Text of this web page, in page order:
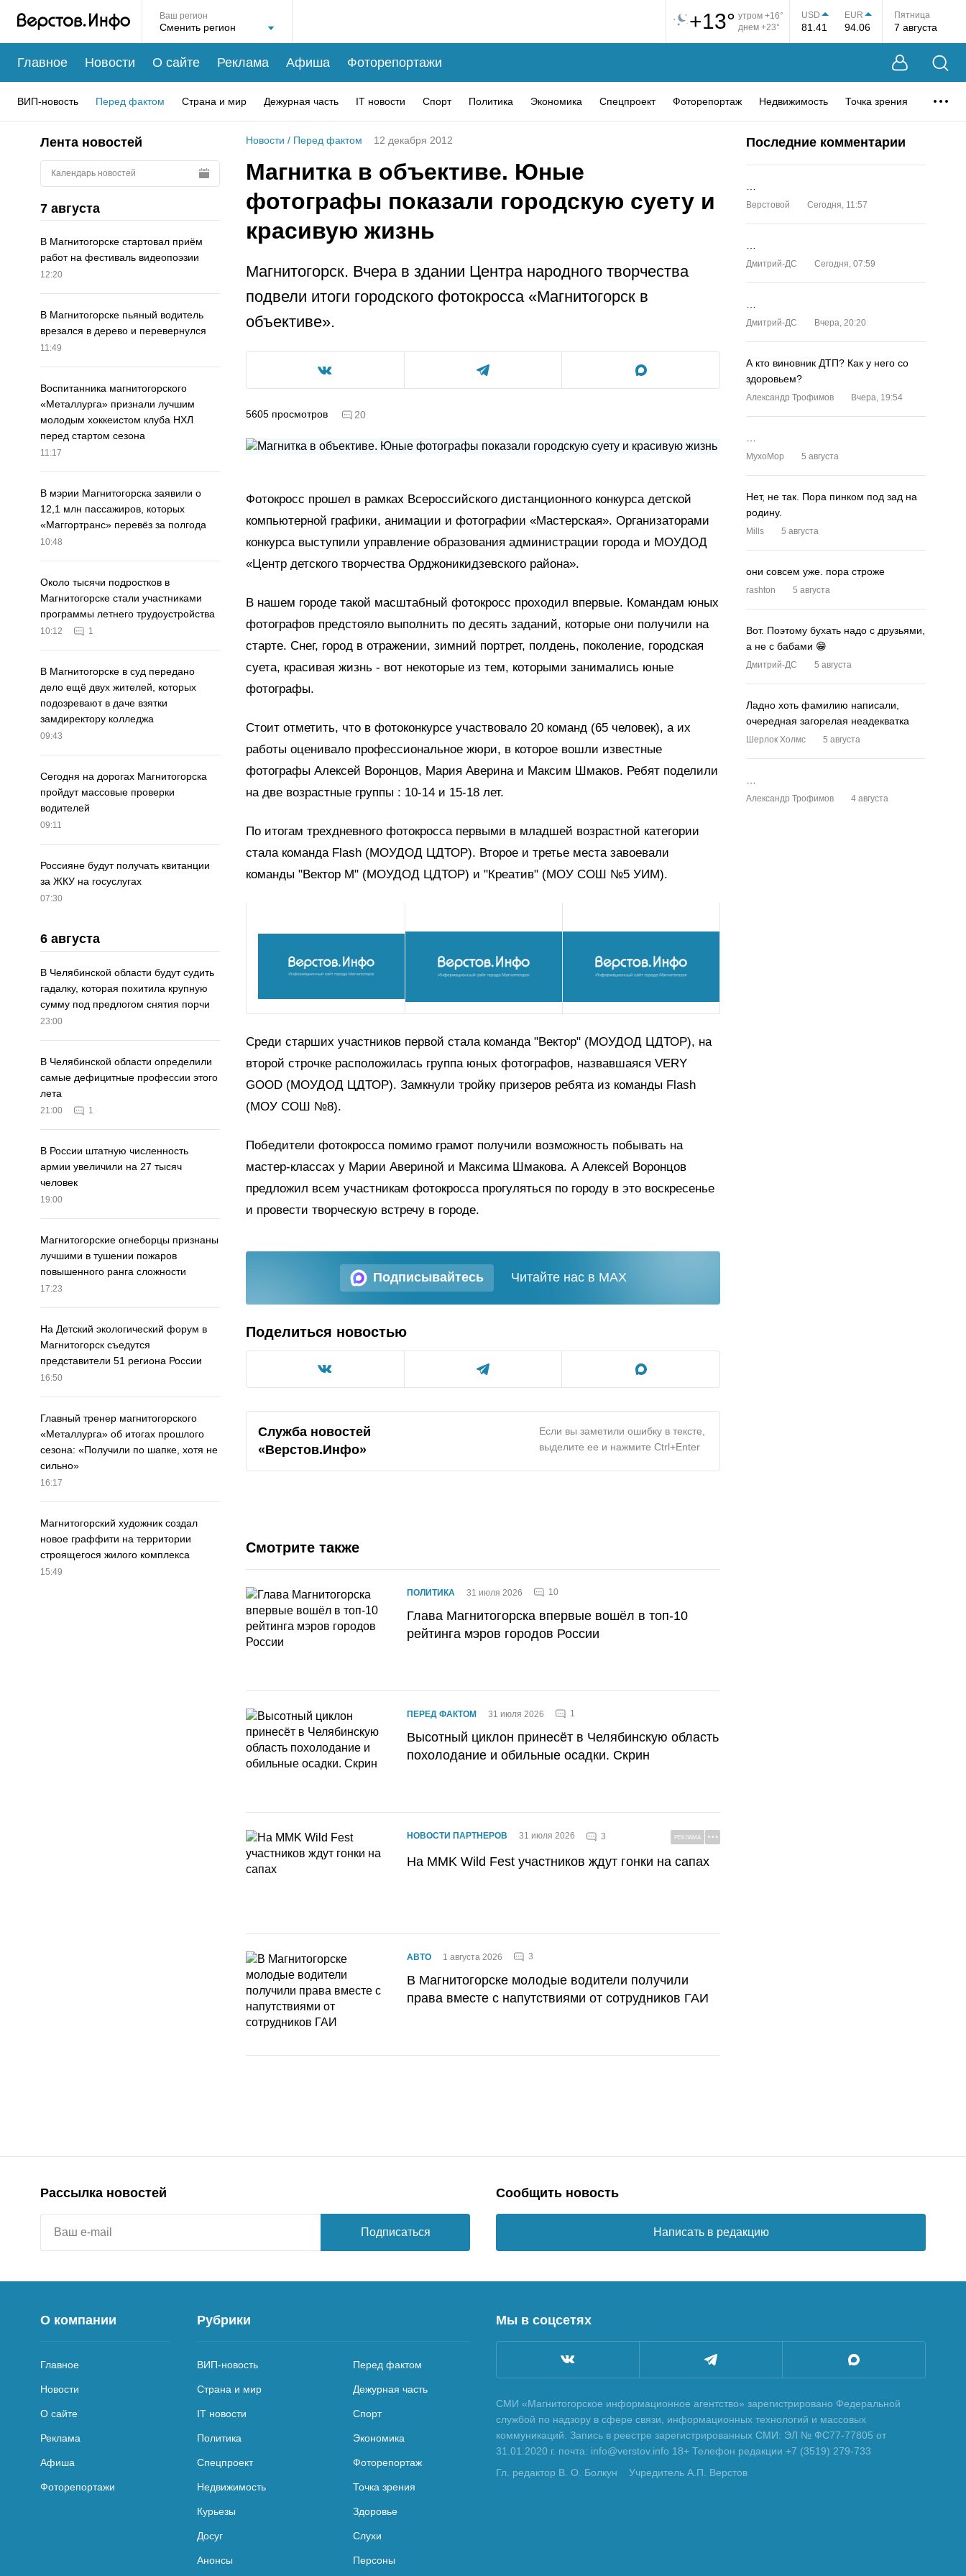
Ваш регион +13° утром +16°
днем +23°
USD
81.41
EUR
94.06
Пятница
7 августа
Главное Новости О сайте Реклама Афиша Фоторепортажи
ВИП-новость Перед фактом Страна и мир Дежурная часть IT новости Спорт Политика Экономика Спецпроект Фоторепортаж Недвижимость Точка зрения
Лента новостей
Календарь новостей
7 августа
В Магнитогорске стартовал приём
работ на фестиваль видеопоэзии
12:20
В Магнитогорске пьяный водитель
врезался в дерево и перевернулся
11:49
Воспитанника магнитогорского
«Металлурга» признали лучшим
молодым хоккеистом клуба НХЛ
перед стартом сезона
11:17
В мэрии Магнитогорска заявили о
12,1 млн пассажиров, которых
«Маггортранс» перевёз за полгода
10:48
Около тысячи подростков в
Магнитогорске стали участниками
программы летнего трудоустройства
10:12 1
В Магнитогорске в суд передано
дело ещё двух жителей, которых
подозревают в даче взятки
замдиректору колледжа
09:43
Сегодня на дорогах Магнитогорска
пройдут массовые проверки
водителей
09:11
Россияне будут получать квитанции
за ЖКУ на госуслугах
07:30
6 августа
В Челябинской области будут судить
гадалку, которая похитила крупную
сумму под предлогом снятия порчи
23:00
В Челябинской области определили
самые дефицитные профессии этого
лета
21:00 1
В России штатную численность
армии увеличили на 27 тысяч
человек
19:00
Магнитогорские огнеборцы признаны
лучшими в тушении пожаров
повышенного ранга сложности
17:23
На Детский экологический форум в
Магнитогорск съедутся
представители 51 региона России
16:50
Главный тренер магнитогорского
«Металлурга» об итогах прошлого
сезона: «Получили по шапке, хотя не
сильно»
16:17
Магнитогорский художник создал
новое граффити на территории
строящегося жилого комплекса
15:49
Новости / Перед фактом 12 декабря 2012
Магнитка в объективе. Юные
фотографы показали городскую суету и
красивую жизнь
Магнитогорск. Вчера в здании Центра народного творчества
подвели итоги городского фотокросса «Магнитогорск в
объективе».
5605 просмотров 20
Фотокросс прошел в рамках Всероссийского дистанционного конкурса детской
компьютерной графики, анимации и фотографии «Мастерская». Организаторами
конкурса выступили управление образования администрации города и МОУДОД
«Центр детского творчества Орджоникидзевского района».
В нашем городе такой масштабный фотокросс проходил впервые. Командам юных
фотографов предстояло выполнить по десять заданий, которые они получили на
старте. Снег, город в отражении, зимний портрет, полдень, поколение, городская
суета, красивая жизнь - вот некоторые из тем, которыми занимались юные
фотографы.
Стоит отметить, что в фотоконкурсе участвовало 20 команд (65 человек), а их
работы оценивало профессиональное жюри, в которое вошли известные
фотографы Алексей Воронцов, Мария Аверина и Максим Шмаков. Ребят поделили
на две возрастные группы : 10-14 и 15-18 лет.
По итогам трехдневного фотокросса первыми в младшей возрастной категории
стала команда Flash (МОУДОД ЦДТОР). Второе и третье места завоевали
команды "Вектор М" (МОУДОД ЦДТОР) и "Креатив" (МОУ СОШ №5 УИМ).
Среди старших участников первой стала команда "Вектор" (МОУДОД ЦДТОР), на
второй строчке расположилась группа юных фотографов, назвавшаяся VERY
GOOD (МОУДОД ЦДТОР). Замкнули тройку призеров ребята из команды Flash
(МОУ СОШ №8).
Победители фотокросса помимо грамот получили возможность побывать на
мастер-классах у Марии Авериной и Максима Шмакова. А Алексей Воронцов
предложил всем участникам фотокросса прогуляться по городу в это воскресенье
и провести творческую встречу в городе.
Подписывайтесь Читайте нас в MAX
Поделиться новостью
Служба новостей
«Верстов.Инфо»
Если вы заметили ошибку в тексте,
выделите ее и нажмите Ctrl+Enter
Смотрите также
ПОЛИТИКА 31 июля 2026 10
Глава Магнитогорска впервые вошёл в топ-10
рейтинга мэров городов России
ПЕРЕД ФАКТОМ 31 июля 2026 1
Высотный циклон принесёт в Челябинскую область
похолодание и обильные осадки. Скрин
НОВОСТИ ПАРТНЕРОВ 31 июля 2026 3 РЕКЛАМА
На MMK Wild Fest участников ждут гонки на сапах
АВТО 1 августа 2026 3
В Магнитогорске молодые водители получили
права вместе с напутствиями от сотрудников ГАИ
Последние комментарии
Верстовой Сегодня, 11:57
Дмитрий-ДС Сегодня, 07:59
Дмитрий-ДС Вчера, 20:20
А кто виновник ДТП? Как у него со
здоровьем?
Александр Трофимов Вчера, 19:54
MyxoMop 5 августа
Нет, не так. Пора пинком под зад на
родину.
Mills 5 августа
они совсем уже. пора строже
rashton 5 августа
Вот. Поэтому бухать надо с друзьями,
а не с бабами 😁
Дмитрий-ДС 5 августа
Ладно хоть фамилию написали,
очередная загорелая неадекватка
Шерлок Холмс 5 августа
Александр Трофимов 4 августа
Рассылка новостей
Подписаться
Сообщить новость
Написать в редакцию
О компании
Главное
Новости
О сайте
Реклама
Афиша
Фоторепортажи
Рубрики
ВИП-новость Перед фактом
Страна и мир Дежурная часть
IT новости Спорт
Политика Экономика
Спецпроект Фоторепортаж
Недвижимость Точка зрения
Курьезы Здоровье
Досуг Слухи
Анонсы Персоны
Мы в соцсетях
СМИ «Магнитогорское информационное агентство» зарегистрировано Федеральной
службой по надзору в сфере связи, информационных технологий и массовых
коммуникаций. Запись в реестре зарегистрированных СМИ: ЭЛ № ФС77-77805 от
31.01.2020 г. почта: info@verstov.info 18+ Телефон редакции +7 (3519) 279-733
Гл. редактор В. О. Болкун
Учредитель А.П. Верстов